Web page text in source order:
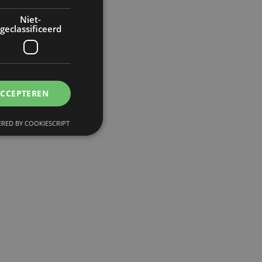
Niet-
geclassificeerd
BY COOKIESCRIPT